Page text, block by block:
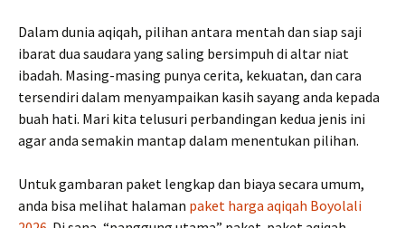
Dalam dunia aqiqah, pilihan antara mentah dan siap saji
ibarat dua saudara yang saling bersimpuh di altar niat
ibadah. Masing-masing punya cerita, kekuatan, dan cara
tersendiri dalam menyampaikan kasih sayang anda kepada
buah hati. Mari kita telusuri perbandingan kedua jenis ini
agar anda semakin mantap dalam menentukan pilihan.
Untuk gambaran paket lengkap dan biaya secara umum,
anda bisa melihat halaman paket harga aqiqah Boyolali